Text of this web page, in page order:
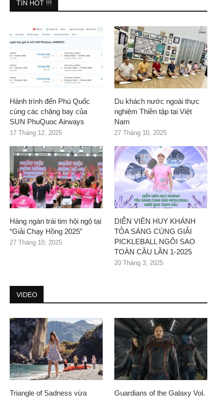
TIN HOT !!!
Hành trình đến Phú Quốc
cùng các chặng bay của
SUN PhuQuoc Airways
17 Tháng 12, 2025
Du khách nước ngoài thực
nghiệm Thiền tập tại Việt
Nam
27 Tháng 10, 2025
Hàng ngàn trái tim hội ngộ tại
“Giải Chạy Hồng 2025”
27 Tháng 10, 2025
DIỄN VIÊN HUY KHÁNH
TỎA SÁNG CÙNG GIẢI
PICKLEBALL NGÔI SAO
TOÀN CẦU LẦN 1-2025
20 Tháng 3, 2025
VIDEO
Triangle of Sadness vừa
Guardians of the Galaxy Vol.